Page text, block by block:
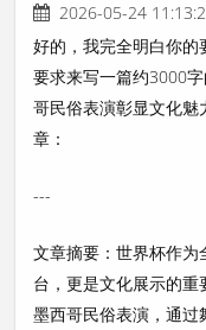
2026-05-24
好的，我完全明白你的
要求来写一篇约3000
哥民俗表演彰显文化魅
章：
---
文章摘要：世界杯作
台，更是文化展示的
墨西哥民俗表演，通